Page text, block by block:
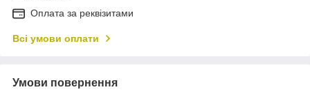
Оплата за реквізитами
Всі умови оплати
Умови повернення